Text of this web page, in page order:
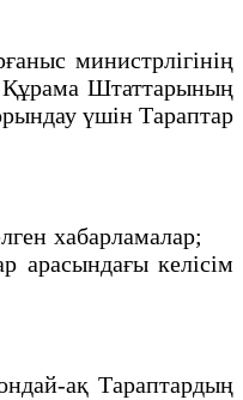
министрлiгiнiң
Штаттарының
үшiн Тараптар
хабарламалар;
арасындағы келiсiм
ақ Тараптардың